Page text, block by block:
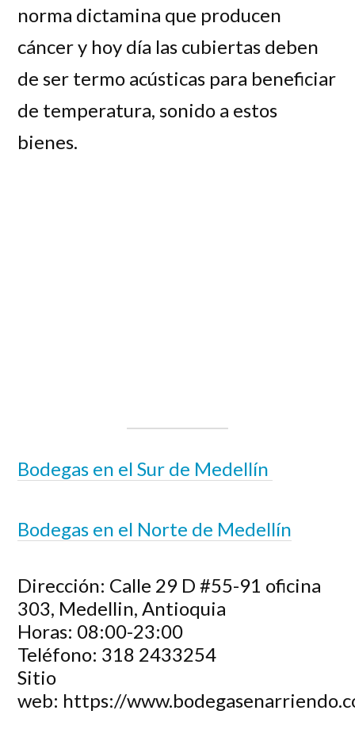
norma dictamina que producen
cáncer y hoy día las cubiertas deben
de ser termo acústicas para beneficiar
de temperatura, sonido a estos
bienes.
Bodegas en el Sur de Medellín
Bodegas en el Norte de Medellín
Dirección: Calle 29 D #55-91 oficina
303, Medellin, Antioquia
Horas: 08:00-23:00
Teléfono: 318 2433254
Sitio
web: https://